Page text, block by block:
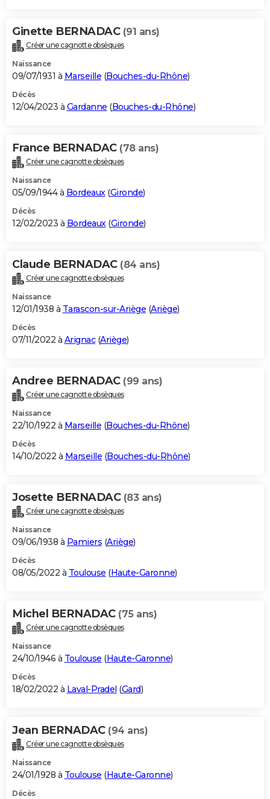
Ginette BERNADAC (91 ans)
Créer une cagnotte obsèques
Naissance
09/07/1931 à Marseille (Bouches-du-Rhône)
Décès
12/04/2023 à Gardanne (Bouches-du-Rhône)
France BERNADAC (78 ans)
Créer une cagnotte obsèques
Naissance
05/09/1944 à Bordeaux(Gironde)
Décès
12/02/2023 à Bordeaux(Gironde)
Claude BERNADAC (84 ans)
Créer une cagnotte obsèques
Naissance
12/01/1938 à Tarascon-sur-Ariège (Ariège)
Décès
07/11/2022 à Arignac(Ariège)
Andree BERNADAC (99 ans)
Créer une cagnotte obsèques
Naissance
22/10/1922 à Marseille (Bouches-du-Rhône)
Décès
14/10/2022 à Marseille (Bouches-du-Rhône)
Josette BERNADAC (83 ans)
Créer une cagnotte obsèques
Naissance
09/06/1938 à Pamiers (Ariège)
Décès
08/05/2022 à Toulouse (Haute-Garonne)
Michel BERNADAC (75 ans)
Créer une cagnotte obsèques
Naissance
24/10/1946 à Toulouse (Haute-Garonne)
Décès
18/02/2022 à Laval-Pradel (Gard)
Jean BERNADAC (94 ans)
Créer une cagnotte obsèques
Naissance
24/01/1928 à Toulouse (Haute-Garonne)
Décès